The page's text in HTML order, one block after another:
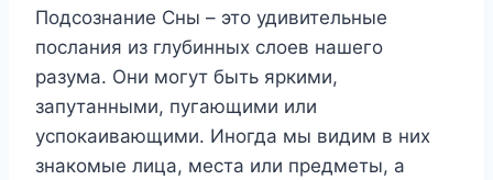
Подсознание Сны – это удивительные
послания из глубинных слоев нашего
разума. Они могут быть яркими,
запутанными, пугающими или
успокаивающими. Иногда мы видим в них
знакомые лица, места или предметы, а